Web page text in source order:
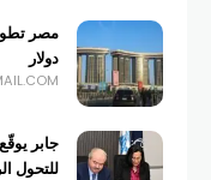
دولار
للتحول